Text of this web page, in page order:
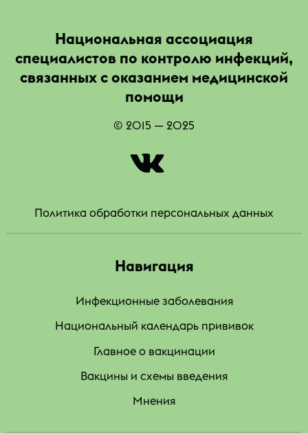
Национальная ассоциация
специалистов по контролю инфекций,
связанных с оказанием медицинской
помощи
© 2015 — 2025
|
Политика обработки персональных данных
Навигация
Инфекционные заболевания
Национальный календарь прививок
Главное о вакцинации
Вакцины и схемы введения
Мнения